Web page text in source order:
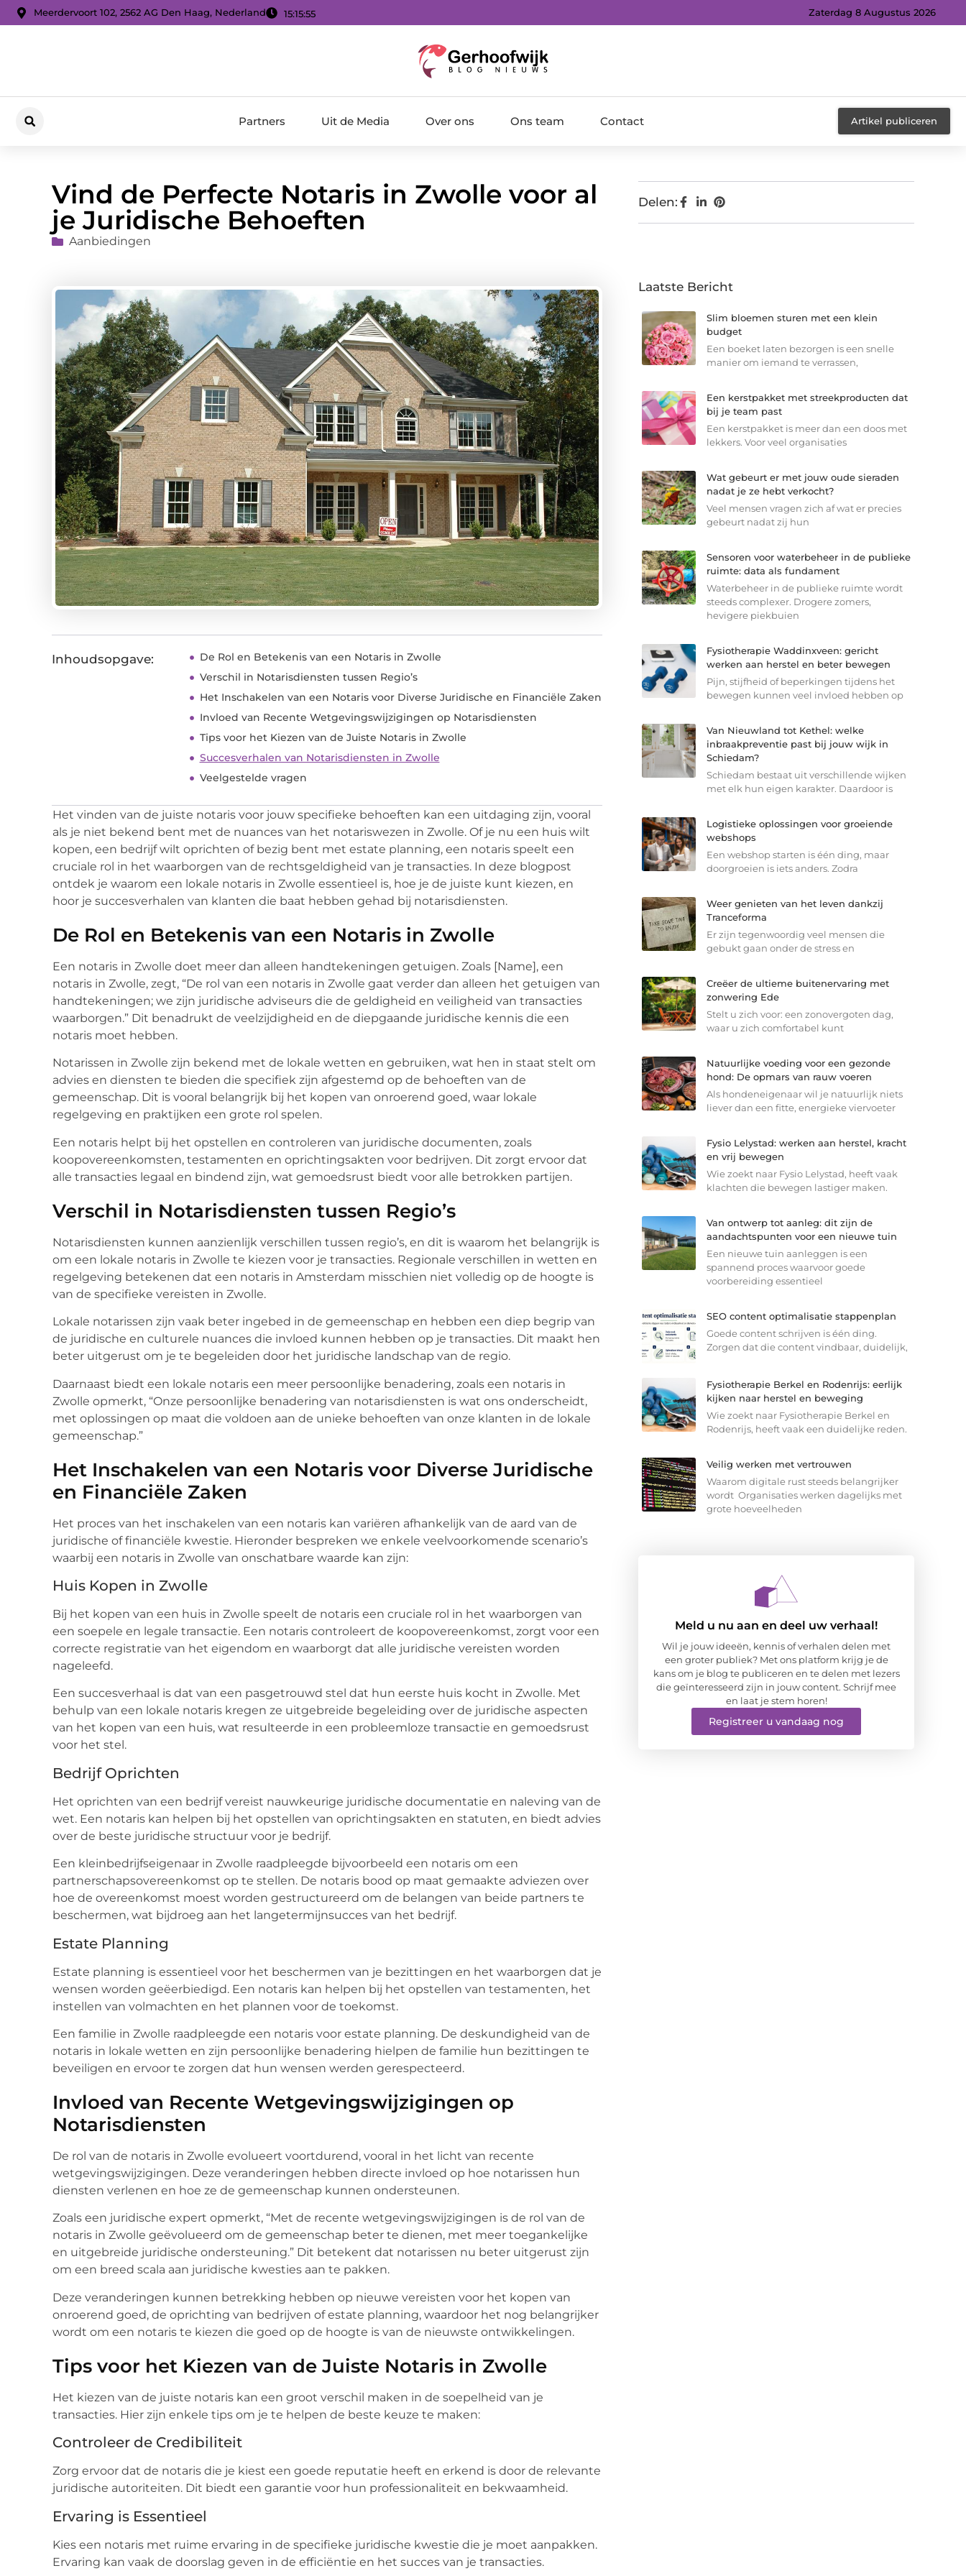
Meerdervoort 102, 2562 AG Den Haag, Nederland 15:15:57 Zaterdag 8 Augustus 2026
Partners Uit de Media Over ons Ons team Contact Artikel publiceren
Vind de Perfecte Notaris in Zwolle voor al
je Juridische Behoeften
Aanbiedingen
Inhoudsopgave:
De Rol en Betekenis van een Notaris in Zwolle
Verschil in Notarisdiensten tussen Regio’s
Het Inschakelen van een Notaris voor Diverse Juridische en Financiële Zaken
Invloed van Recente Wetgevingswijzigingen op Notarisdiensten
Tips voor het Kiezen van de Juiste Notaris in Zwolle
Succesverhalen van Notarisdiensten in Zwolle
Veelgestelde vragen
Het vinden van de juiste notaris voor jouw specifieke behoeften kan een uitdaging zijn, vooral
als je niet bekend bent met de nuances van het notariswezen in Zwolle. Of je nu een huis wilt
kopen, een bedrijf wilt oprichten of bezig bent met estate planning, een notaris speelt een
cruciale rol in het waarborgen van de rechtsgeldigheid van je transacties. In deze blogpost
ontdek je waarom een lokale notaris in Zwolle essentieel is, hoe je de juiste kunt kiezen, en
hoor je succesverhalen van klanten die baat hebben gehad bij notarisdiensten.
De Rol en Betekenis van een Notaris in Zwolle
Een notaris in Zwolle doet meer dan alleen handtekeningen getuigen. Zoals [Name], een
notaris in Zwolle, zegt, “De rol van een notaris in Zwolle gaat verder dan alleen het getuigen van
handtekeningen; we zijn juridische adviseurs die de geldigheid en veiligheid van transacties
waarborgen.” Dit benadrukt de veelzijdigheid en de diepgaande juridische kennis die een
notaris moet hebben.
Notarissen in Zwolle zijn bekend met de lokale wetten en gebruiken, wat hen in staat stelt om
advies en diensten te bieden die specifiek zijn afgestemd op de behoeften van de
gemeenschap. Dit is vooral belangrijk bij het kopen van onroerend goed, waar lokale
regelgeving en praktijken een grote rol spelen.
Een notaris helpt bij het opstellen en controleren van juridische documenten, zoals
koopovereenkomsten, testamenten en oprichtingsakten voor bedrijven. Dit zorgt ervoor dat
alle transacties legaal en bindend zijn, wat gemoedsrust biedt voor alle betrokken partijen.
Verschil in Notarisdiensten tussen Regio’s
Notarisdiensten kunnen aanzienlijk verschillen tussen regio’s, en dit is waarom het belangrijk is
om een lokale notaris in Zwolle te kiezen voor je transacties. Regionale verschillen in wetten en
regelgeving betekenen dat een notaris in Amsterdam misschien niet volledig op de hoogte is
van de specifieke vereisten in Zwolle.
Lokale notarissen zijn vaak beter ingebed in de gemeenschap en hebben een diep begrip van
de juridische en culturele nuances die invloed kunnen hebben op je transacties. Dit maakt hen
beter uitgerust om je te begeleiden door het juridische landschap van de regio.
Daarnaast biedt een lokale notaris een meer persoonlijke benadering, zoals een notaris in
Zwolle opmerkt, “Onze persoonlijke benadering van notarisdiensten is wat ons onderscheidt,
met oplossingen op maat die voldoen aan de unieke behoeften van onze klanten in de lokale
gemeenschap.”
Het Inschakelen van een Notaris voor Diverse Juridische
en Financiële Zaken
Het proces van het inschakelen van een notaris kan variëren afhankelijk van de aard van de
juridische of financiële kwestie. Hieronder bespreken we enkele veelvoorkomende scenario’s
waarbij een notaris in Zwolle van onschatbare waarde kan zijn:
Huis Kopen in Zwolle
Bij het kopen van een huis in Zwolle speelt de notaris een cruciale rol in het waarborgen van
een soepele en legale transactie. Een notaris controleert de koopovereenkomst, zorgt voor een
correcte registratie van het eigendom en waarborgt dat alle juridische vereisten worden
nageleefd.
Een succesverhaal is dat van een pasgetrouwd stel dat hun eerste huis kocht in Zwolle. Met
behulp van een lokale notaris kregen ze uitgebreide begeleiding over de juridische aspecten
van het kopen van een huis, wat resulteerde in een probleemloze transactie en gemoedsrust
voor het stel.
Bedrijf Oprichten
Het oprichten van een bedrijf vereist nauwkeurige juridische documentatie en naleving van de
wet. Een notaris kan helpen bij het opstellen van oprichtingsakten en statuten, en biedt advies
over de beste juridische structuur voor je bedrijf.
Een kleinbedrijfseigenaar in Zwolle raadpleegde bijvoorbeeld een notaris om een
partnerschapsovereenkomst op te stellen. De notaris bood op maat gemaakte adviezen over
hoe de overeenkomst moest worden gestructureerd om de belangen van beide partners te
beschermen, wat bijdroeg aan het langetermijnsucces van het bedrijf.
Estate Planning
Estate planning is essentieel voor het beschermen van je bezittingen en het waarborgen dat je
wensen worden geëerbiedigd. Een notaris kan helpen bij het opstellen van testamenten, het
instellen van volmachten en het plannen voor de toekomst.
Een familie in Zwolle raadpleegde een notaris voor estate planning. De deskundigheid van de
notaris in lokale wetten en zijn persoonlijke benadering hielpen de familie hun bezittingen te
beveiligen en ervoor te zorgen dat hun wensen werden gerespecteerd.
Invloed van Recente Wetgevingswijzigingen op
Notarisdiensten
De rol van de notaris in Zwolle evolueert voortdurend, vooral in het licht van recente
wetgevingswijzigingen. Deze veranderingen hebben directe invloed op hoe notarissen hun
diensten verlenen en hoe ze de gemeenschap kunnen ondersteunen.
Zoals een juridische expert opmerkt, “Met de recente wetgevingswijzigingen is de rol van de
notaris in Zwolle geëvolueerd om de gemeenschap beter te dienen, met meer toegankelijke
en uitgebreide juridische ondersteuning.” Dit betekent dat notarissen nu beter uitgerust zijn
om een breed scala aan juridische kwesties aan te pakken.
Deze veranderingen kunnen betrekking hebben op nieuwe vereisten voor het kopen van
onroerend goed, de oprichting van bedrijven of estate planning, waardoor het nog belangrijker
wordt om een notaris te kiezen die goed op de hoogte is van de nieuwste ontwikkelingen.
Tips voor het Kiezen van de Juiste Notaris in Zwolle
Het kiezen van de juiste notaris kan een groot verschil maken in de soepelheid van je
transacties. Hier zijn enkele tips om je te helpen de beste keuze te maken:
Controleer de Credibiliteit
Zorg ervoor dat de notaris die je kiest een goede reputatie heeft en erkend is door de relevante
juridische autoriteiten. Dit biedt een garantie voor hun professionaliteit en bekwaamheid.
Ervaring is Essentieel
Kies een notaris met ruime ervaring in de specifieke juridische kwestie die je moet aanpakken.
Ervaring kan vaak de doorslag geven in de efficiëntie en het succes van je transacties.
Delen:
Laatste Bericht
Slim bloemen sturen met een klein
budget
Een boeket laten bezorgen is een snelle
manier om iemand te verrassen,
Een kerstpakket met streekproducten dat
bij je team past
Een kerstpakket is meer dan een doos met
lekkers. Voor veel organisaties
Wat gebeurt er met jouw oude sieraden
nadat je ze hebt verkocht?
Veel mensen vragen zich af wat er precies
gebeurt nadat zij hun
Sensoren voor waterbeheer in de publieke
ruimte: data als fundament
Waterbeheer in de publieke ruimte wordt
steeds complexer. Drogere zomers,
hevigere piekbuien
Fysiotherapie Waddinxveen: gericht
werken aan herstel en beter bewegen
Pijn, stijfheid of beperkingen tijdens het
bewegen kunnen veel invloed hebben op
Van Nieuwland tot Kethel: welke
inbraakpreventie past bij jouw wijk in
Schiedam?
Schiedam bestaat uit verschillende wijken
met elk hun eigen karakter. Daardoor is
Logistieke oplossingen voor groeiende
webshops
Een webshop starten is één ding, maar
doorgroeien is iets anders. Zodra
Weer genieten van het leven dankzij
Tranceforma
Er zijn tegenwoordig veel mensen die
gebukt gaan onder de stress en
Creëer de ultieme buitenervaring met
zonwering Ede
Stelt u zich voor: een zonovergoten dag,
waar u zich comfortabel kunt
Natuurlijke voeding voor een gezonde
hond: De opmars van rauw voeren
Als hondeneigenaar wil je natuurlijk niets
liever dan een fitte, energieke viervoeter
Fysio Lelystad: werken aan herstel, kracht
en vrij bewegen
Wie zoekt naar Fysio Lelystad, heeft vaak
klachten die bewegen lastiger maken.
Van ontwerp tot aanleg: dit zijn de
aandachtspunten voor een nieuwe tuin
Een nieuwe tuin aanleggen is een
spannend proces waarvoor goede
voorbereiding essentieel
SEO content optimalisatie stappenplan
Goede content schrijven is één ding.
Zorgen dat die content vindbaar, duidelijk,
Fysiotherapie Berkel en Rodenrijs: eerlijk
kijken naar herstel en beweging
Wie zoekt naar Fysiotherapie Berkel en
Rodenrijs, heeft vaak een duidelijke reden.
Veilig werken met vertrouwen
Waarom digitale rust steeds belangrijker
wordt Organisaties werken dagelijks met
grote hoeveelheden
Meld u nu aan en deel uw verhaal!
Wil je jouw ideeën, kennis of verhalen delen met
een groter publiek? Met ons platform krijg je de
kans om je blog te publiceren en te delen met lezers
die geïnteresseerd zijn in jouw content. Schrijf mee
en laat je stem horen!
Registreer u vandaag nog